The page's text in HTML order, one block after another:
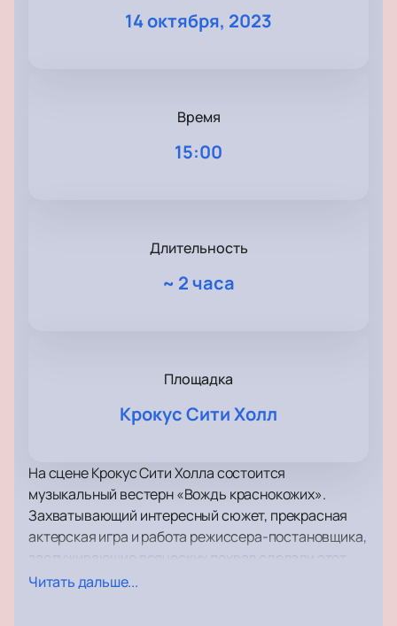
14 октября, 2023
Время
15:00
Длительность
~ 2 часа
Площадка
Крокус Сити Холл
На сцене Крокус Сити Холла состоится
музыкальный вестерн «Вождь краснокожих».
Захватывающий интересный сюжет, прекрасная
актерская игра и работа режиссера-постановщика,
спектакль одной из ведущих постановок в
Читать дальше...